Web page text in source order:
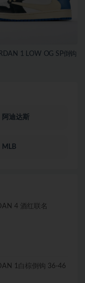
1 LOW OG SP倒钩
阿迪达斯
MLB
4 酒红联名
1白棕倒钩 36-46